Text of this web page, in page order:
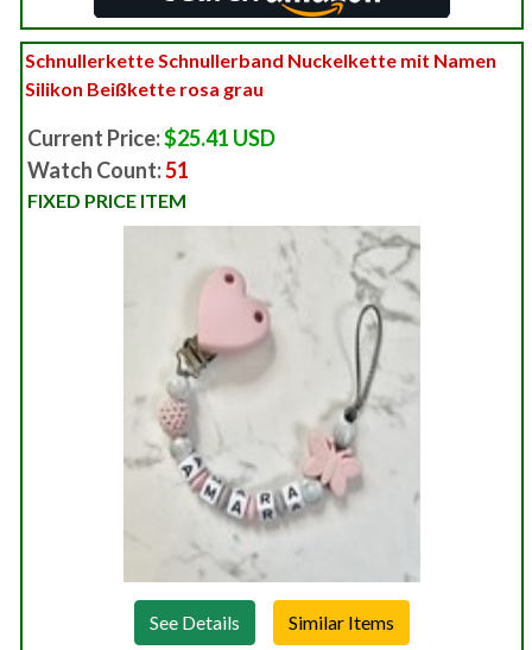
Schnullerkette Schnullerband Nuckelkette mit Namen
Silikon Beißkette rosa grau
Current Price:$25.41 USD
Watch Count:51
FIXED PRICE ITEM
See Details